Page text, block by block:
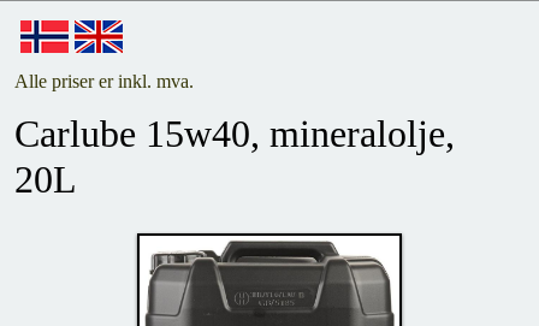
Alle priser er inkl. mva.
Carlube 15w40, mineralolje,
20L